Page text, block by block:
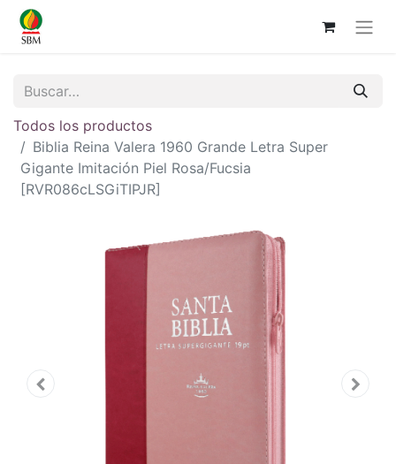
Todos los productos
Biblia Reina Valera 1960 Grande Letra Super
Gigante Imitación Piel Rosa/Fucsia
[RVR086cLSGiTIPJR]